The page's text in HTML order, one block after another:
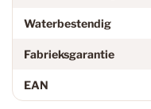
Waterbestendig
Fabrieksgarantie
EAN